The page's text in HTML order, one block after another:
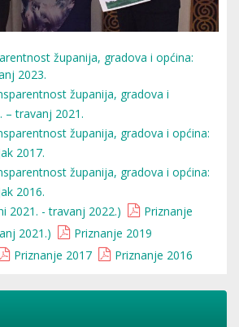
županija, gradova i općina:
2023.
županija, gradova i
– travanj 2021.
županija, gradova i općina:
2017.
županija, gradova i općina:
2016.
2021. - travanj 2022.)
Priznanje
2021.)
Priznanje 2019
Priznanje 2017 Priznanje 2016